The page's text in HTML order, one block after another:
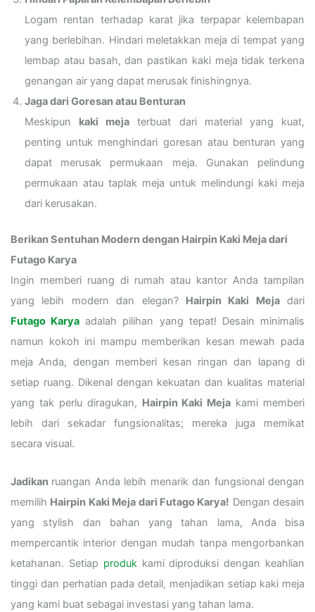
Logam rentan terhadap karat jika terpapar kelembapan
yang berlebihan. Hindari meletakkan meja di tempat yang
lembap atau basah, dan pastikan kaki meja tidak terkena
genangan air yang dapat merusak finishingnya.
Jaga dari Goresan atau Benturan
Meskipun kaki meja terbuat dari material yang kuat,
penting untuk menghindari goresan atau benturan yang
dapat merusak permukaan meja. Gunakan pelindung
permukaan atau taplak meja untuk melindungi kaki meja
dari kerusakan.
Berikan Sentuhan Modern dengan Hairpin Kaki Meja dari
Futago Karya
Ingin memberi ruang di rumah atau kantor Anda tampilan
yang lebih modern dan elegan? Hairpin Kaki Mejadari
Futago Karya adalah pilihan yang tepat! Desain minimalis
namun kokoh ini mampu memberikan kesan mewah pada
meja Anda, dengan memberi kesan ringan dan lapang di
setiap ruang. Dikenal dengan kekuatan dan kualitas material
yang tak perlu diragukan, Hairpin Kaki Meja kami memberi
lebih dari sekadar fungsionalitas; mereka juga memikat
secara visual.
Jadikan ruangan Anda lebih menarik dan fungsional dengan
memilih Hairpin Kaki Meja dari Futago Karya! Dengan desain
yang stylish dan bahan yang tahan lama, Anda bisa
mempercantik interior dengan mudah tanpa mengorbankan
ketahanan. Setiap produkkami diproduksi dengan keahlian
tinggi dan perhatian pada detail, menjadikan setiap kaki meja
yang kami buat sebagai investasi yang tahan lama.